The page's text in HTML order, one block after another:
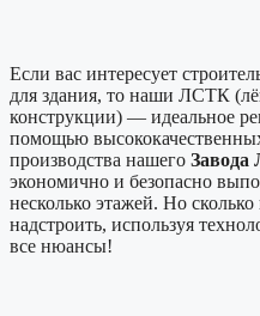
Если вас интересует
для здания, то наши ЛСТК
конструкции) — идеальное
помощью
производства нашего
экономично и безопасно
несколько этажей. Но
надстроить, используя
все нюансы!